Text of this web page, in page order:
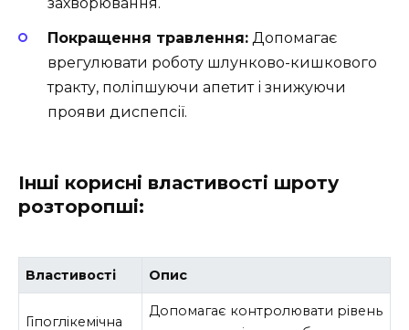
Покращення травлення: Допомагає
врегулювати роботу шлунково-кишкового
тракту, поліпшуючи апетит і знижуючи
прояви диспепсії.
Інші корисні властивості шроту
розторопші:
Властивості Опис
Гіпоглікемічна
Допомагає контролювати рівень